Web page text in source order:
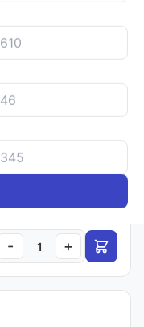
76-48-76
76
- +